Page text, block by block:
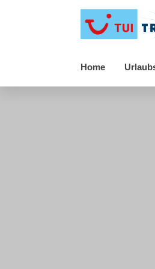
Home